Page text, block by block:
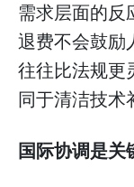
需求层面的反
退费不会鼓励
往往比法规更
同于清洁技术
国际协调是关